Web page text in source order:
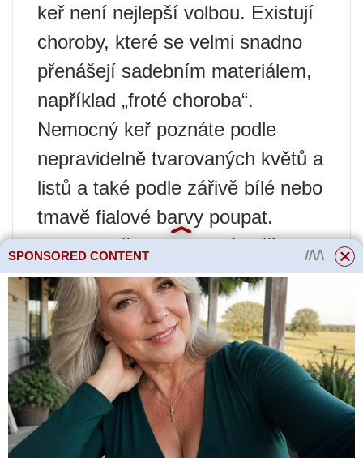
keř není nejlepší volbou. Existují
choroby, které se velmi snadno
přenášejí sadebním materiálem,
například „froté choroba“.
Nemocný keř poznáte podle
nepravidelně tvarovaných květů a
listů a také podle zářivě bílé nebo
tmavě fialové barvy poupat.
Nedoporučuje se odebírat řízky z
rostlin se silně oteklými pupeny:
mohou být poškozeny roztoči.
Jak tedy rybíz množit?
Množení rybízu zelenými
řízky
Výhodou množení rybízu
zelenými řízky je, že jeho řez
SPONSORED CONTENT